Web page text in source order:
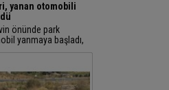
yanan otomobili
önünde park
yanmaya başladı,
görüp gelen